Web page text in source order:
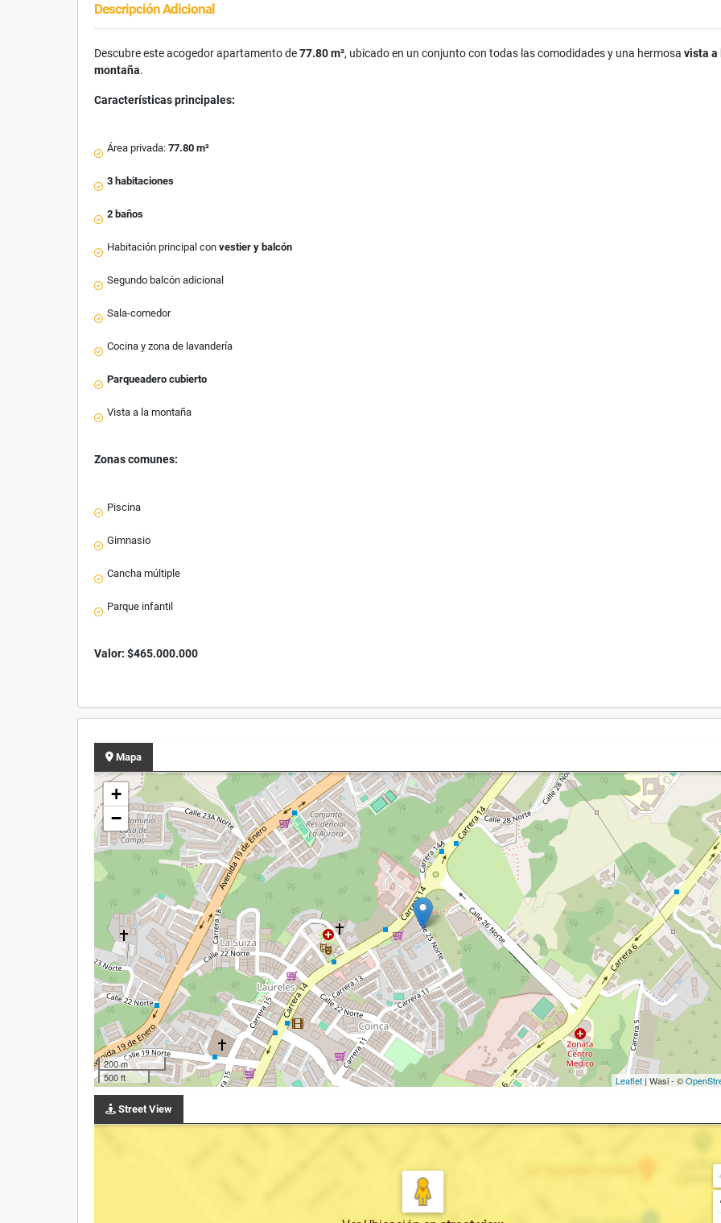
Descripción Adicional
Descubre este acogedor apartamento de77.80 m², ubicado en un conjunto con todas las comodidades y una hermosa vista a
montaña.
Características principales:
Área privada: 77.80 m²
3 habitaciones
2 baños
Habitación principal con vestier y balcón
Segundo balcón adicional
Sala-comedor
Cocina y zona de lavandería
Parqueadero cubierto
Vista a la montaña
Zonas comunes:
Piscina
Gimnasio
Cancha múltiple
Parque infantil
Valor: $465.000.000
Mapa
+
−
200 m
500 ft
Leaflet | Wasi - ©
Street View